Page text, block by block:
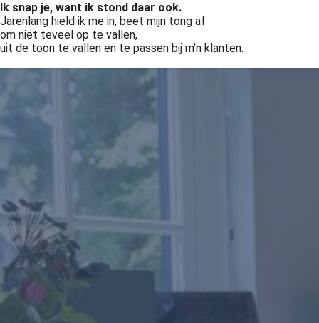
Ik snap je, want ik stond daar ook.
Jarenlang hield ik me in, beet mijn tong af
om niet teveel op te vallen,
uit de toon te vallen en te passen bij m’n klanten.